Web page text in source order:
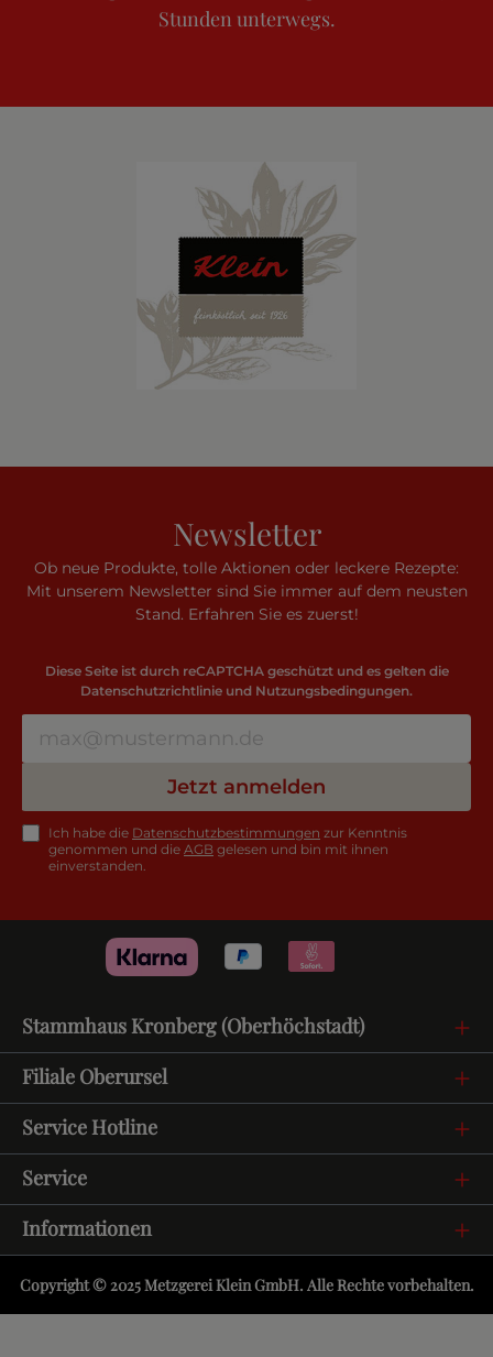
Stunden unterwegs.
Newsletter
Ob neue Produkte, tolle Aktionen oder leckere Rezepte:
Mit unserem Newsletter sind Sie immer auf dem neusten
Stand. Erfahren Sie es zuerst!
Diese Seite ist durch reCAPTCHA geschützt und es gelten die
Datenschutzrichtlinie und Nutzungsbedingungen.
Jetzt anmelden
Ich habe die Datenschutzbestimmungen zur Kenntnis
genommen und die AGB gelesen und bin mit ihnen
einverstanden.
Filiale Oberursel
Stammhaus Kronberg (Oberhöchstadt)
Service Hotline
Service
Informationen
Copyright © 2025 Metzgerei Klein GmbH. Alle Rechte vorbehalten.